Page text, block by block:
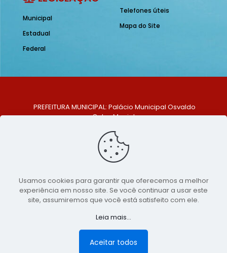
Municipal
Estadual
Federal
Telefones úteis
Mapa do Site
PREFEITURA MUNICIPAL: Palácio Municipal Osvaldo
Celso Maciel
Centro, São Bento do Una - PE. CEP: 553370-128
TELEFONE: (81) 99548-1569
E-MAIL: ouvidoria@saobentodouna.pe.gov.br
Copyright 2021-2026 - Assessoria de Comunicação da
Prefeitura de São Bento do Una - PE
publicidadeLumusWeb - Agência Digital
Usamos cookies para garantir que oferecemos a melhor
experiência em nosso site. Se você continuar a usar este
site, assumiremos que você está satisfeito com ele.
Leia mais...
Aceitar todos